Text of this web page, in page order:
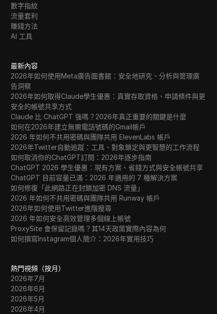
數字指紋
流量套利
賺錢方法
AI 工具
最新內容
2026年如何使用Meta廣告圖書館：安全地研究、分析與管理廣
告洞察
2026年如何取得Claude學生優惠：真實存取資格、申請條件與更
安全的帳號共享方式
Claude 比 ChatGPT 強嗎？2026年真正重要的關鍵是什麼
如何在2026年建立無需電話號碼的Gmail帳戶
2026 年如何不共用密碼與團隊共用 ElevenLabs 帳戶
2026年Twitter自動追蹤：工具、對象鎖定與更智慧的工作流程
如何取消你的ChatGPT訂閱：2026年逐步指南
ChatGPT 2026 學生優惠：現有方案、省錢方式與安全帳號共享
ChatGPT 目前容量已滿：2026 年適用的 7 種解決方案
如何修復「此網路正在封鎖加密 DNS 流量」
2026 年如何不共用密碼與團隊共用 Runway 帳戶
2026年如何使用Twitter進階搜尋
2026 年如何安全高效管理多個線上帳號
ProxySite 會保留記錄嗎？其14天政策實際內容為何
如何撰寫Instagram個人簡介：2026年實用技巧
熱門視頻（按月）
2026年7月
2026年6月
2026年5月
2026年4月